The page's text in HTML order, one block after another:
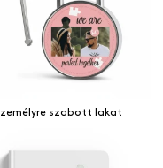
szabott lakat